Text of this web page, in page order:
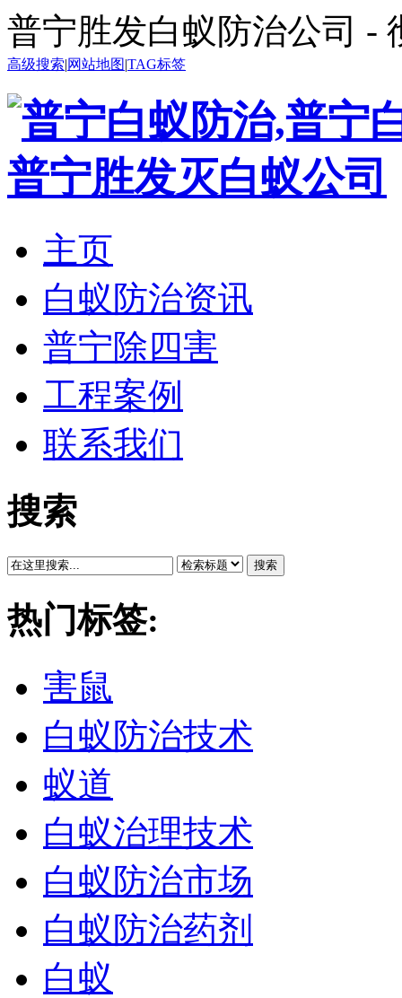
普宁胜发白蚁防治公司 -
高级搜索|网站地图|TAG标签
主页
白蚁防治资讯
普宁除四害
工程案例
联系我们
搜索
搜索
热门标签:
害鼠
白蚁防治技术
蚁道
白蚁治理技术
白蚁防治市场
白蚁防治药剂
白蚁